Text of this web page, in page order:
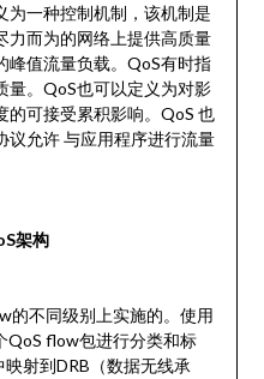
为一种控制机制，该机制是
力而为的网络上提供高质量
峰值流量负载。QoS有时指
量。QoS也可以定义为对影
的可接受累积影响。QoS 也
议允许 与应用程序进行流量
架构
的不同级别上实施的。使用
QoS flow包进行分类和标
射到DRB（数据无线承